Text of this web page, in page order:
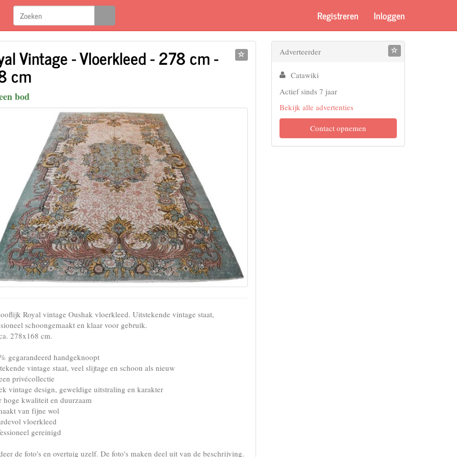
Registreren Inloggen
Vintage - Vloerkleed - 278 cm -
cm
bod
Royal vintage Oushak vloerkleed. Uitstekende vintage staat,
schoongemaakt en klaar voor gebruik.
278x168 cm.
gegarandeerd handgeknoopt
vintage staat, veel slijtage en schoon als nieuw
privécollectie
vintage design, geweldige uitstraling en karakter
hoge kwaliteit en duurzaam
van fijne wol
vloerkleed
gereinigd
de foto's en overtuig uzelf. De foto's maken deel uit van de beschrijving.
Adverteerder
Catawiki
Actief sinds 7 jaar
Bekijk alle advertenties
Contact opnemen